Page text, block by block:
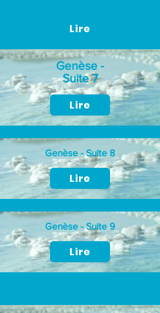
Lire
Genèse -
Suite 7
Lire
Genèse - Suite 8
Lire
Genèse - Suite 9
Lire